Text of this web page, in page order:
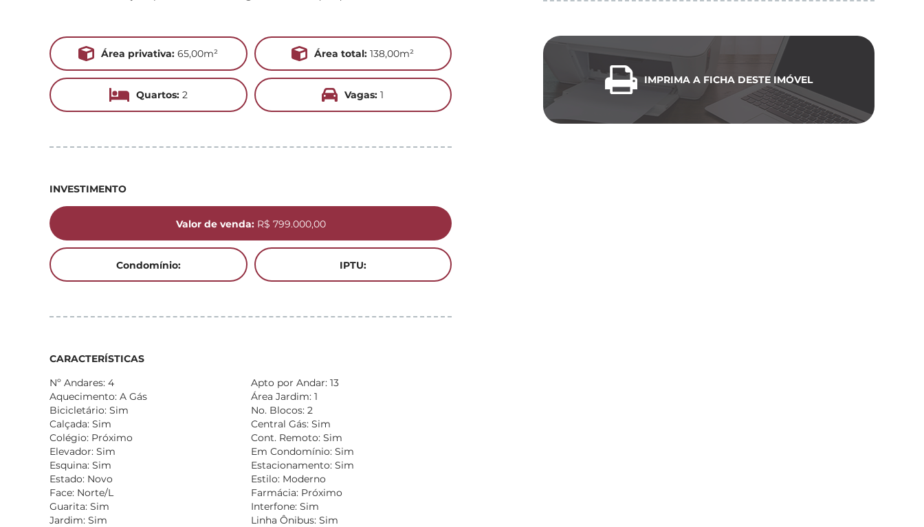
Área privativa: 65,00m² Área total: 138,00m²
Quartos:2 Vagas: 1
INVESTIMENTO
Valor de venda:R$ 799.000,00
Condomínio: IPTU:
CARACTERÍSTICAS
Nº Andares: 4
Apto por Andar: 13
Aquecimento: A Gás
Área Jardim: 1
Bicicletário: Sim
No. Blocos: 2
Calçada: Sim
Central Gás: Sim
Colégio: Próximo
Cont. Remoto: Sim
Elevador: Sim
Em Condomínio: Sim
Esquina: Sim
Estacionamento: Sim
Estado: Novo
Estilo: Moderno
Face: Norte/L
Farmácia: Próximo
Guarita: Sim
Interfone: Sim
Jardim: Sim
Linha Ônibus: Sim
IMPRIMA A FICHA DESTE IMÓVEL